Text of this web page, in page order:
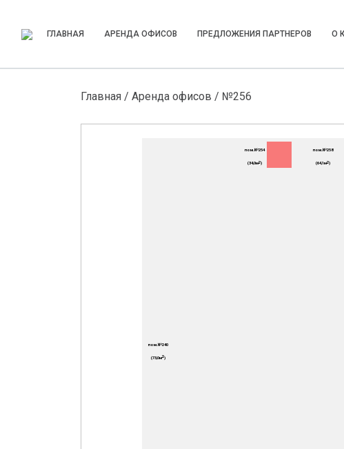
ГЛАВНАЯ АРЕНДА ОФИСОВ ПРЕДЛОЖЕНИЯ ПАРТНЕРОВ О
Главная / Аренда офисов / №256